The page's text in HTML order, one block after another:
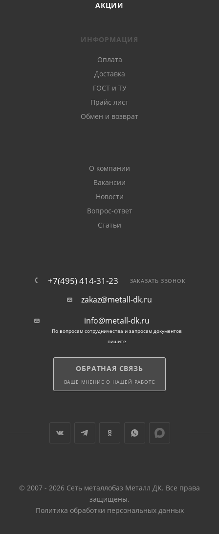
АКЦИИ
ИНФОРМАЦИЯ
Оплата
Доставка
ГОСТ и ТУ
Прайс лист
Обмен и возврат
О компании
Вакансии
Новости
Вопрос-ответ
Статьи
+7(495) 414-31-23 ЗАКАЗАТЬ ЗВОНОК
zakaz@metall-dk.ru
info@metall-dk.ru
По вопросам сотрудничества и запросам документов
пишите
ОБРАТНАЯ СВЯЗЬ
ВАШЕ МНЕНИЕ О НАШЕЙ РАБОТЕ
© 2007 - 2026 Сеть металлобаз Металл ДК. Все права
защищены.
Политика обработки персональных данных